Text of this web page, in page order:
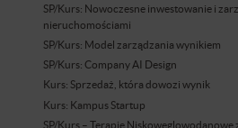
SP/Kurs: Nowoczesne inwestowanie i
nieruchomościami
SP/Kurs: Model zarządzania wynikiem
SP/Kurs: Company AI Design
Kurs: Sprzedaż, która dowozi wynik
Kurs: Kampus Startup
SP/Kurs – Terapie Niskoweglowodanowe